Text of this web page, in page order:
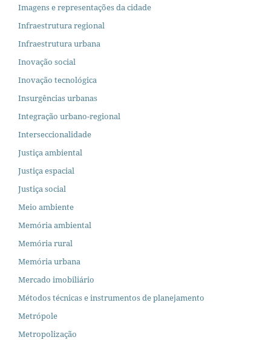
Imagens e representações da cidade
Infraestrutura regional
Infraestrutura urbana
Inovação social
Inovação tecnológica
Insurgências urbanas
Integração urbano-regional
Interseccionalidade
Justiça ambiental
Justiça espacial
Justiça social
Meio ambiente
Memória ambiental
Memória rural
Memória urbana
Mercado imobiliário
Métodos técnicas e instrumentos de planejamento
Metrópole
Metropolização